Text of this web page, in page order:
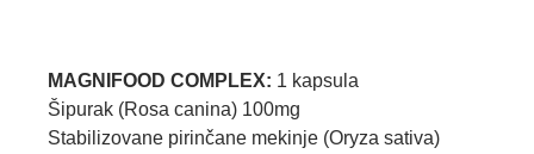
MAGNIFOOD COMPLEX: 1 kapsula
Šipurak (Rosa canina) 100mg
Stabilizovane pirinčane mekinje (Oryza sativa)